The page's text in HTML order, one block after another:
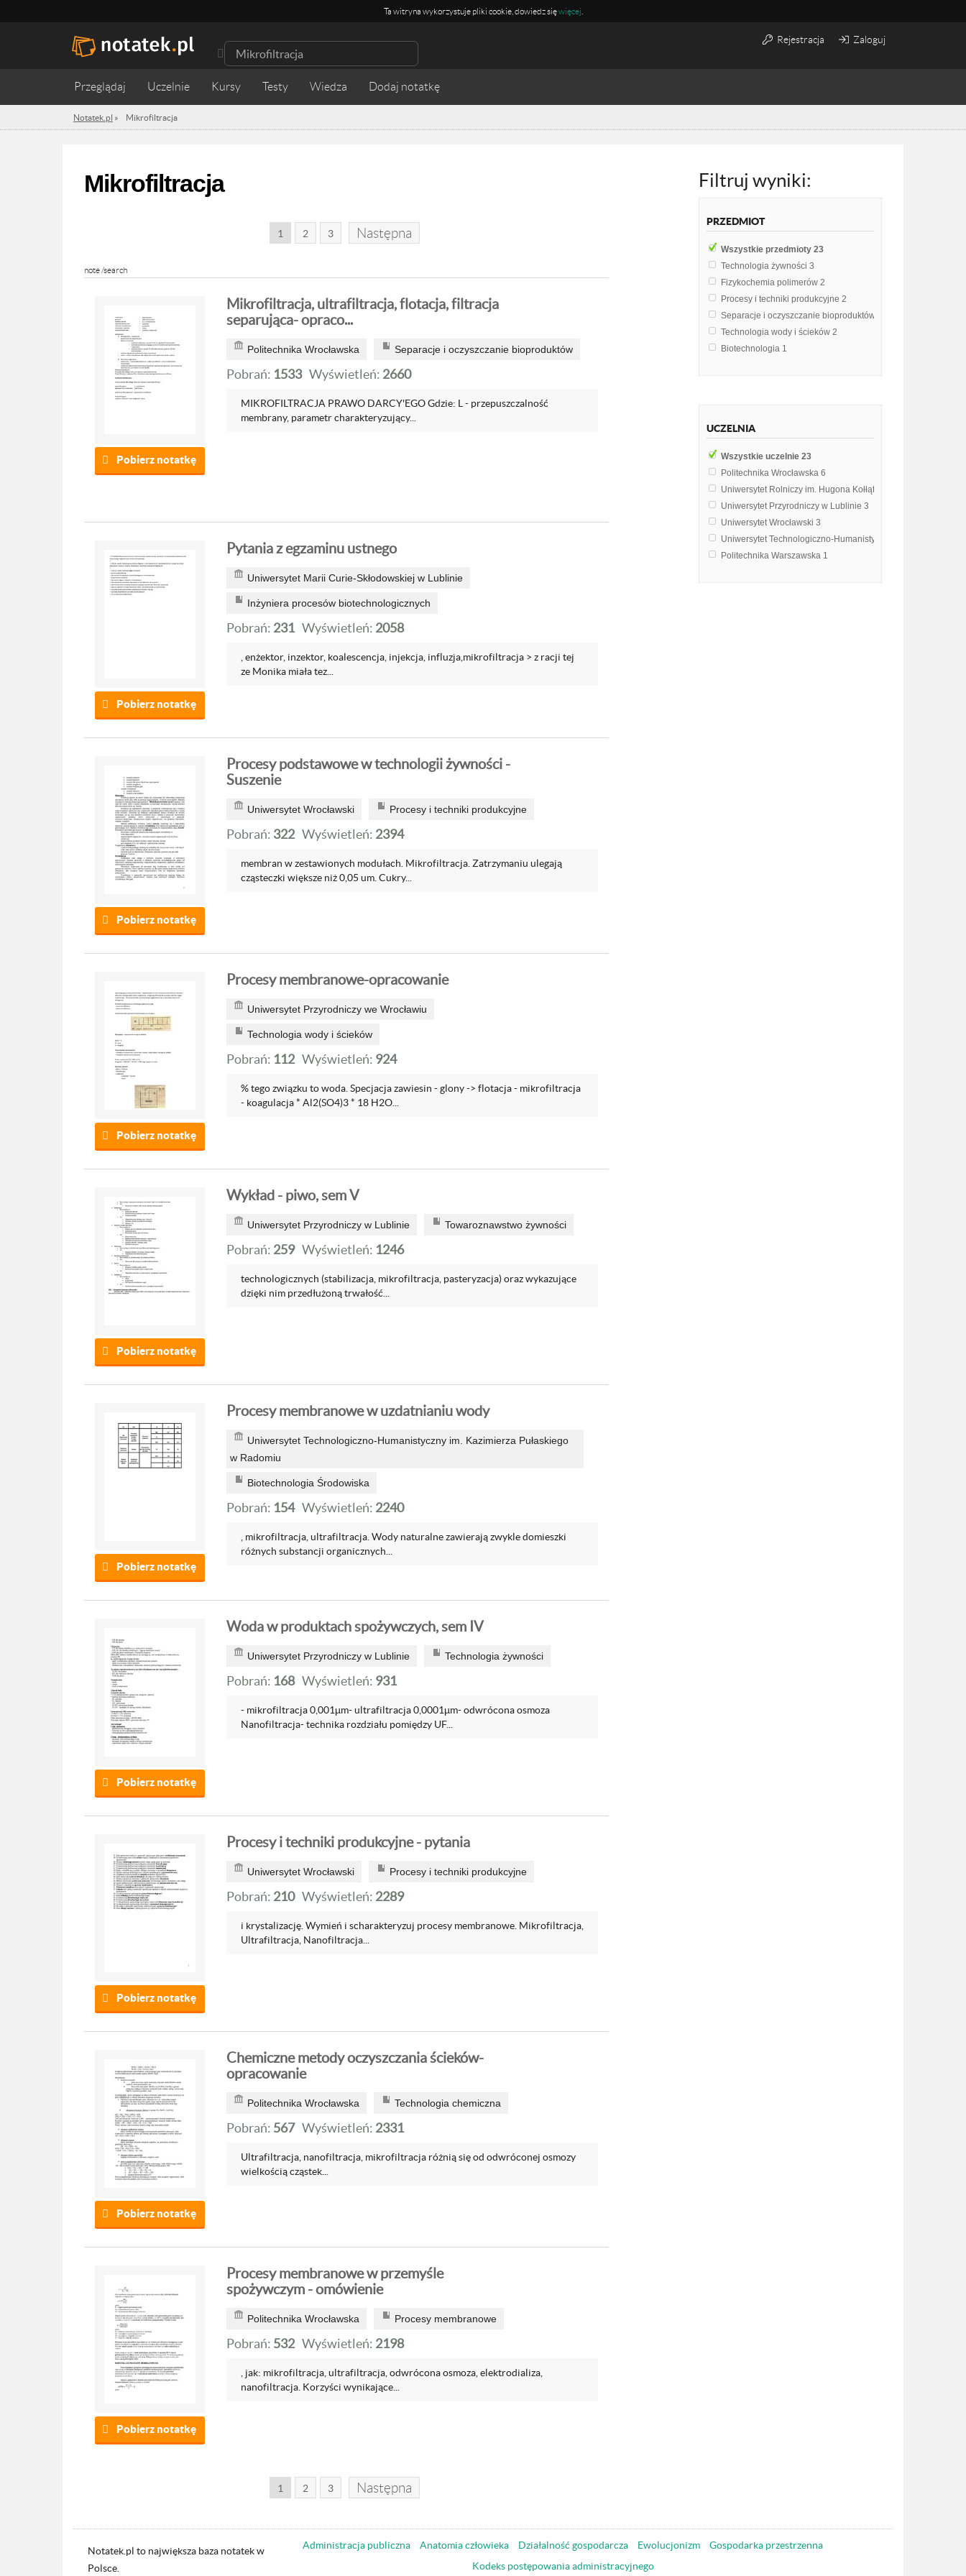
Ta witryna wykorzystuje pliki cookie, dowiedz sięwięcej
Rejestracja Zaloguj
Przeglądaj Uczelnie Kursy Testy Wiedza
Notatek.pl » Mikrofiltracja
Mikrofiltracja
1 2 3 Następna
note /search
Pobierz notatkę
Mikrofiltracja, ultrafiltracja, flotacja, filtracja
separująca- opraco...
Politechnika Wrocławska Separacje i oczyszczanie bioproduktów
Pobrań: 1533 Wyświetleń: 2660
MIKROFILTRACJA PRAWO DARCY'EGO Gdzie: L - przepuszczalność
membrany, parametr charakteryzujący...
Pobierz notatkę
Pytania z egzaminu ustnego
Uniwersytet Marii Curie-Skłodowskiej w Lublinie
Inżyniera procesów biotechnologicznych
Pobrań: 231 Wyświetleń: 2058
, enżektor, inzektor, koalescencja, injekcja, influzja,mikrofiltracja > z racji tej
ze Monika miała tez...
Pobierz notatkę
Procesy podstawowe w technologii żywności -
Suszenie
Uniwersytet Wrocławski Procesy i techniki produkcyjne
Pobrań: 322 Wyświetleń: 2394
membran w zestawionych modułach. Mikrofiltracja. Zatrzymaniu ulegają
cząsteczki większe niż 0,05 um. Cukry...
Pobierz notatkę
Procesy membranowe-opracowanie
Uniwersytet Przyrodniczy we Wrocławiu
Technologia wody i ścieków
Pobrań: 112 Wyświetleń: 924
% tego związku to woda. Specjacja zawiesin - glony -> flotacja - mikrofiltracja
- koagulacja * Al2(SO4)3 * 18 H2O...
Pobierz notatkę
Wykład - piwo, sem V
Uniwersytet Przyrodniczy w Lublinie Towaroznawstwo żywności
Pobrań: 259 Wyświetleń: 1246
technologicznych (stabilizacja, mikrofiltracja, pasteryzacja) oraz wykazujące
dzięki nim przedłużoną trwałość...
Pobierz notatkę
Procesy membranowe w uzdatnianiu wody
Uniwersytet Technologiczno-Humanistyczny im. Kazimierza Pułaskiego
w Radomiu
Biotechnologia Środowiska
Pobrań: 154 Wyświetleń: 2240
, mikrofiltracja, ultrafiltracja. Wody naturalne zawierają zwykle domieszki
różnych substancji organicznych...
Pobierz notatkę
Woda w produktach spożywczych, sem IV
Uniwersytet Przyrodniczy w Lublinie Technologia żywności
Pobrań: 168 Wyświetleń: 931
- mikrofiltracja 0,001µm- ultrafiltracja 0,0001µm- odwrócona osmoza
Nanofiltracja- technika rozdziału pomiędzy UF...
Pobierz notatkę
Procesy i techniki produkcyjne - pytania
Uniwersytet Wrocławski Procesy i techniki produkcyjne
Pobrań: 210 Wyświetleń: 2289
i krystalizację. Wymień i scharakteryzuj procesy membranowe. Mikrofiltracja,
Ultrafiltracja, Nanofiltracja...
Pobierz notatkę
Chemiczne metody oczyszczania ścieków-
opracowanie
Politechnika Wrocławska Technologia chemiczna
Pobrań: 567 Wyświetleń: 2331
Ultrafiltracja, nanofiltracja, mikrofiltracja różnią się od odwróconej osmozy
wielkością cząstek...
Pobierz notatkę
Procesy membranowe w przemyśle
spożywczym - omówienie
Politechnika Wrocławska Procesy membranowe
Pobrań: 532 Wyświetleń: 2198
, jak: mikrofiltracja, ultrafiltracja, odwrócona osmoza, elektrodializa,
nanofiltracja. Korzyści wynikające...
1 2 3 Następna
Filtruj wyniki:
PRZEDMIOT
Wszystkie przedmioty 23
Technologia żywności 3
Fizykochemia polimerów 2
Procesy i techniki produkcyjne 2
Separacje i oczyszczanie bioproduktów
2
Technologia wody i ścieków 2
Biotechnologia 1
Procesy membranowe
UCZELNIA
Wszystkie uczelnie 23
Politechnika Wrocławska 6
Uniwersytet Rolniczy im. Hugona Kołłątaja w Krakowie
Uniwersytet Przyrodniczy w Lublinie 3
Uniwersytet Wrocławski 3
Uniwersytet Technologiczno-Humanistyczny im. Kazimierza
Politechnika Warszawska 1
Notatek.pl to największa baza notatek w
Polsce.
Administracja publiczna Anatomia człowieka Działalność gospodarcza Ewolucjonizm
Gospodarka przestrzenna
Kodeks postępowania administracyjnego